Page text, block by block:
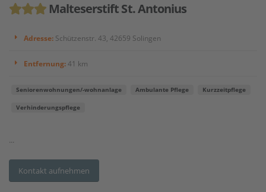
Malteserstift St. Antonius
Adresse: Schützenstr. 43, 42659 Solingen
Entfernung:41 km
Seniorenwohnungen/-wohnanlage Ambulante Pflege Kurzzeitpflege
Verhinderungspflege
...
Kontakt aufnehmen